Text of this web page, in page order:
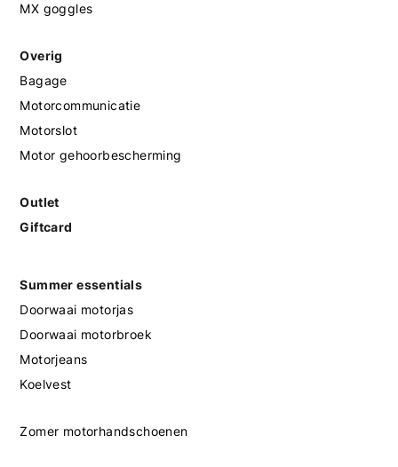
MX goggles
Overig
Bagage
Motorcommunicatie
Motorslot
Motor gehoorbescherming
Outlet
Giftcard
Summer essentials
Doorwaai motorjas
Doorwaai motorbroek
Motorjeans
Koelvest
Zomer motorhandschoenen